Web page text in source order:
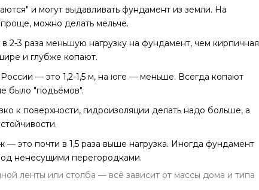
и могут выдавливать фундамент из земли. На
можно делать мельче.
2-3 раза меньшую нагрузку на фундамент, чем кирпичная
и глубже копают.
— это 1,2-1,5 м, на юге — меньше. Всегда копают
было "подъёмов".
к поверхности, гидроизоляции делать надо больше, а
— это почти в 1,5 раза выше нагрузка. Иногда фундамент
ненесущими перегородками.
ленты или столба — всё зависит от массы дома и типа